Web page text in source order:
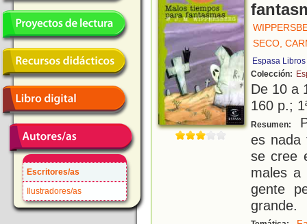
Escritores/as
Ilustradores/as
SECO,
Espasa Libros
Colección:
De 10 a
160 p.;
Resumen:
es nada
se cree
males a
gente
grande.